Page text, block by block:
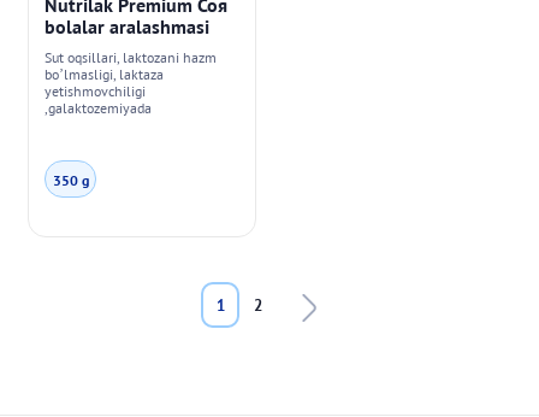
Nutrilak Premium Соя
bolalar aralashmasi
Sut oqsillari, laktozani hazm
bo’lmasligi, laktaza
yetishmovchiligi
,galaktozemiyada
350 g
1 2Last page